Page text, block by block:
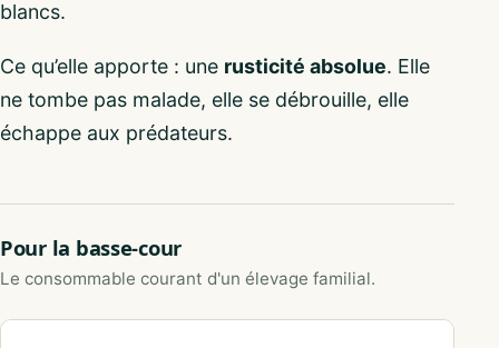
blancs.
Ce qu’elle apporte : une rusticité absolue. Elle
ne tombe pas malade, elle se débrouille, elle
échappe aux prédateurs.
Pour la basse-cour
Le consommable courant d'un élevage familial.